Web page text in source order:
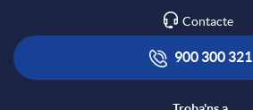
Contacte
900 300 321